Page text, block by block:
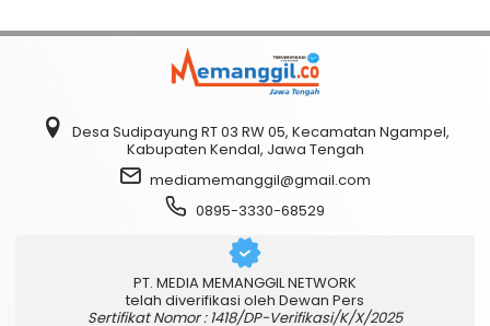
Desa Sudipayung RT 03 RW 05, Kecamatan Ngampel,
Kabupaten Kendal, Jawa Tengah
mediamemanggil@gmail.com
0895-3330-68529
PT. MEDIA MEMANGGIL NETWORK
telah diverifikasi oleh Dewan Pers
Sertifikat Nomor : 1418/DP-Verifikasi/K/X/2025